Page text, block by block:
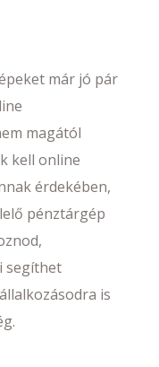
már jó pár
magától
kell online
érdekében,
pénztárgép
segíthet
is